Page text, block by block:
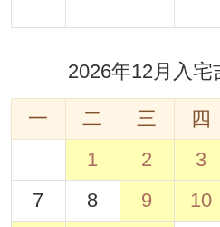
2026年12月入宅
一 二 三 四
1
2 3
7
8 9 10